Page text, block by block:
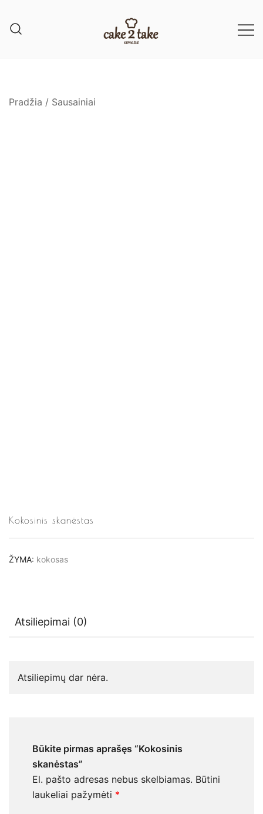
Pradžia / Sausainiai
Kokosinis skanėstas
ŽYMA: kokosas
Atsiliepimai (0)
Atsiliepimų dar nėra.
Būkite pirmas aprašęs “Kokosinis
skanėstas”
El. pašto adresas nebus skelbiamas. Būtini
laukeliai pažymėti *